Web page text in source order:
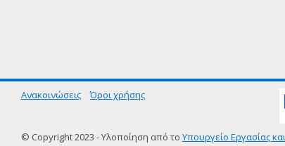
Ανακοινώσεις Όροι χρήσης
© Copyright 2023 - Υλοποίηση από το Υπουργείο Εργασίας